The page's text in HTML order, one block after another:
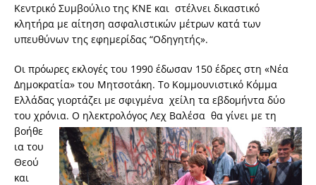
Κεντρικό Συμβούλιο της ΚΝΕ και στέλνει δικαστικό
κλητήρα με αίτηση ασφαλιστικών μέτρων κατά των
υπευθύνων της εφημερίδας “Οδηγητής».
Οι πρόωρες εκλογές του 1990 έδωσαν 150 έδρες στη «Νέα
Δημοκρατία» του Μητσοτάκη. Το Κομμουνιστικό Κόμμα
Ελλάδας γιορτάζει με σφιγμένα χείλη τα εβδομήντα δύο
του χρόνια. Ο ηλεκτρολόγος Λεχ Βαλέσα θα γίνει με τη
βοήθε
ια του
Θεού
και